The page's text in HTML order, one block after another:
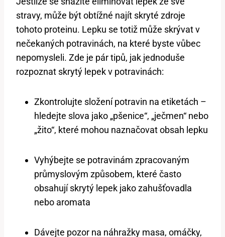
stravy, může být obtížné najít skryté zdroje
tohoto proteinu. Lepku se totiž může skrývat v
nečekaných potravinách, na které byste vůbec
nepomysleli. Zde je pár tipů, jak jednoduše
rozpoznat skrytý lepek v potravinách:
Zkontrolujte složení potravin na etiketách –
hledejte slova jako „pšenice“, „ječmen“ nebo
„žito“, které mohou naznačovat obsah lepku
Vyhýbejte se potravinám zpracovaným
průmyslovým způsobem, které často
obsahují skrytý lepek jako zahušťovadla
nebo aromata
Dávejte pozor na náhražky masa, omáčky,